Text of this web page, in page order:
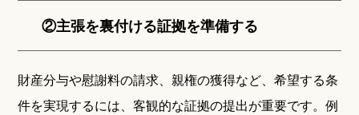
②主張を裏付ける証拠を準備する
財産分与や慰謝料の請求、親権の獲得など、希望する条
件を実現するには、客観的な証拠の提出が重要です。例